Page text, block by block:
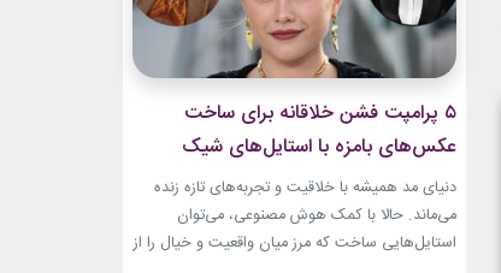
۵ پرامپت‌ فشن خلاقانه برای ساخت
عکس‌های بامزه با استایل‌های شیک
دنیای مد همیشه با خلاقیت و تجربه‌های تازه زنده
می‌ماند. حالا با کمک هوش مصنوعی، می‌توان
استایل‌هایی ساخت که مرز میان واقعیت و خیال را از